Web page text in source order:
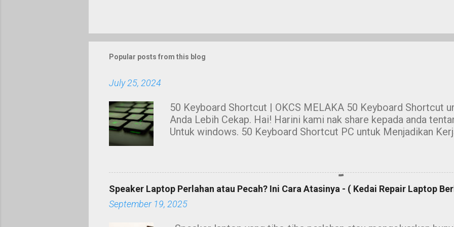
Popular posts from this blog
July 25, 2024
50 Keyboard Shortcut | OKCS MELAKA 50 Keyboard Shortcut
Anda Lebih Cekap. Hai! Harini kami nak share kepada anda
Untuk windows. 50 Keyboard Shortcut PC untuk Menjadikan
ketika menggunakan suatu software. Contohnya, anda perlu
seperti bold atau besarkan tulisan. Alangkah mudahnya jika kita
untuk windows ni. Namun, sistem operasi Windows telah
berguna iaitu keyboard shortcut untuk memudahkan anda
Speaker Laptop Perlahan atau Pecah? Ini Cara Atasinya - ( Kedai Repair Laptop
September 19, 2025